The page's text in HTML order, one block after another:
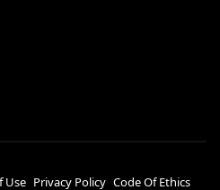
Use Privacy Policy Code Of Ethics